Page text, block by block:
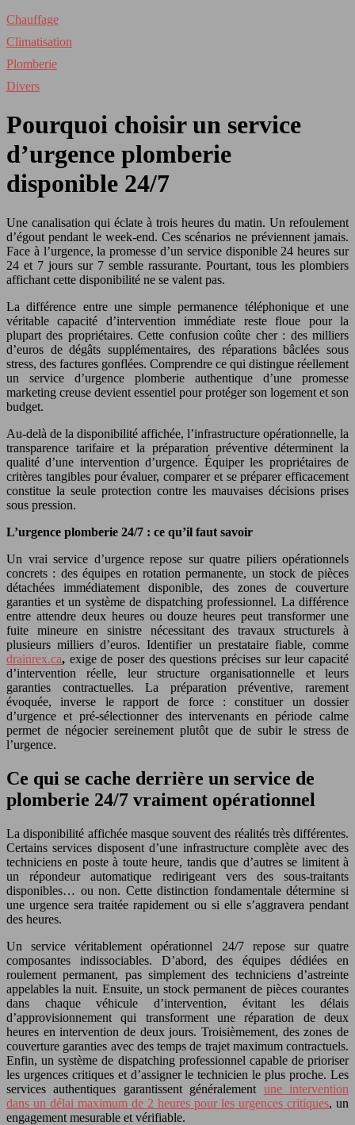
Chauffage
Climatisation
Plomberie
Divers
Pourquoi choisir un service
d’urgence plomberie
disponible 24/7
Une canalisation qui éclate à trois heures du matin. Un refoulement
d’égout pendant le week-end. Ces scénarios ne préviennent jamais.
Face à l’urgence, la promesse d’un service disponible 24 heures sur
24 et 7 jours sur 7 semble rassurante. Pourtant, tous les plombiers
affichant cette disponibilité ne se valent pas.
La différence entre une simple permanence téléphonique et une
véritable capacité d’intervention immédiate reste floue pour la
plupart des propriétaires. Cette confusion coûte cher : des milliers
d’euros de dégâts supplémentaires, des réparations bâclées sous
stress, des factures gonflées. Comprendre ce qui distingue réellement
un service d’urgence plomberie authentique d’une promesse
marketing creuse devient essentiel pour protéger son logement et son
budget.
Au-delà de la disponibilité affichée, l’infrastructure opérationnelle, la
transparence tarifaire et la préparation préventive déterminent la
qualité d’une intervention d’urgence. Équiper les propriétaires de
critères tangibles pour évaluer, comparer et se préparer efficacement
constitue la seule protection contre les mauvaises décisions prises
sous pression.
L’urgence plomberie 24/7 : ce qu’il faut savoir
Un vrai service d’urgence repose sur quatre piliers opérationnels
concrets : des équipes en rotation permanente, un stock de pièces
détachées immédiatement disponible, des zones de couverture
garanties et un système de dispatching professionnel. La différence
entre attendre deux heures ou douze heures peut transformer une
fuite mineure en sinistre nécessitant des travaux structurels à
plusieurs milliers d’euros. Identifier un prestataire fiable, comme
drainrex.ca, exige de poser des questions précises sur leur capacité
d’intervention réelle, leur structure organisationnelle et leurs
garanties contractuelles. La préparation préventive, rarement
évoquée, inverse le rapport de force : constituer un dossier
d’urgence et pré-sélectionner des intervenants en période calme
permet de négocier sereinement plutôt que de subir le stress de
l’urgence.
Ce qui se cache derrière un service de
plomberie 24/7 vraiment opérationnel
La disponibilité affichée masque souvent des réalités très différentes.
Certains services disposent d’une infrastructure complète avec des
techniciens en poste à toute heure, tandis que d’autres se limitent à
un répondeur automatique redirigeant vers des sous-traitants
disponibles… ou non. Cette distinction fondamentale détermine si
une urgence sera traitée rapidement ou si elle s’aggravera pendant
des heures.
Un service véritablement opérationnel 24/7 repose sur quatre
composantes indissociables. D’abord, des équipes dédiées en
roulement permanent, pas simplement des techniciens d’astreinte
appelables la nuit. Ensuite, un stock permanent de pièces courantes
dans chaque véhicule d’intervention, évitant les délais
d’approvisionnement qui transforment une réparation de deux
heures en intervention de deux jours. Troisièmement, des zones de
couverture garanties avec des temps de trajet maximum contractuels.
Enfin, un système de dispatching professionnel capable de prioriser
les urgences critiques et d’assigner le technicien le plus proche. Les
services authentiques garantissent généralement une intervention
dans un délai maximum de 2 heures pour les urgences critiques, un
engagement mesurable et vérifiable.